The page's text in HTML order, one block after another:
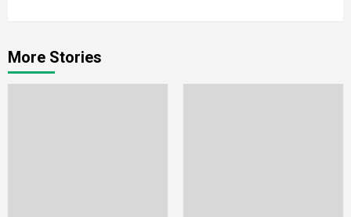
More Stories